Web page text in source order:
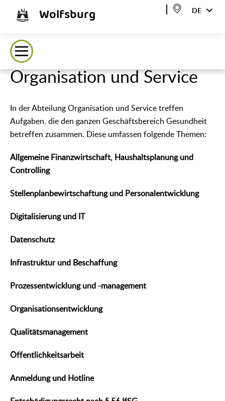
Wolfsburg DE
Organisation und Service
In der Abteilung Organisation und Service treffen
Aufgaben, die den ganzen Geschäftsbereich Gesundheit
betreffen zusammen. Diese umfassen folgende Themen:
Allgemeine Finanzwirtschaft, Haushaltsplanung und
Controlling
Stellenplanbewirtschaftung und Personalentwicklung
Digitalisierung und IT
Datenschutz
Infrastruktur und Beschaffung
Prozessentwicklung und -management
Organisationsentwicklung
Qualitätsmanagement
Öffentlichkeitsarbeit
Anmeldung und Hotline